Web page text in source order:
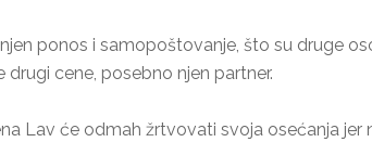
ponos i samopoštovanje, što su druge
cene, posebno njen partner.
Lav će odmah žrtvovati svoja osećanja jer